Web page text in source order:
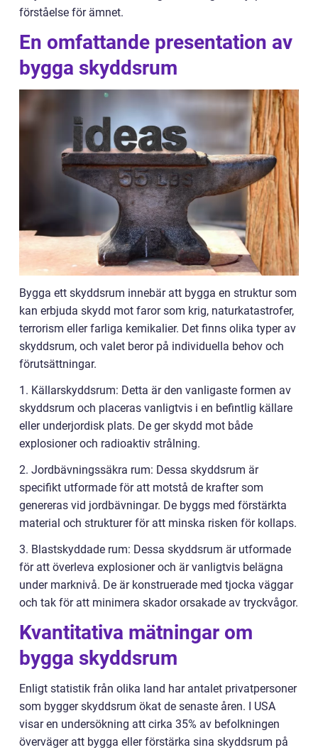
förståelse för ämnet.
En omfattande presentation av
bygga skyddsrum
Bygga ett skyddsrum innebär att bygga en struktur som
kan erbjuda skydd mot faror som krig, naturkatastrofer,
terrorism eller farliga kemikalier. Det finns olika typer av
skyddsrum, och valet beror på individuella behov och
förutsättningar.
1. Källarskyddsrum: Detta är den vanligaste formen av
skyddsrum och placeras vanligtvis i en befintlig källare
eller underjordisk plats. De ger skydd mot både
explosioner och radioaktiv strålning.
2. Jordbävningssäkra rum: Dessa skyddsrum är
specifikt utformade för att motstå de krafter som
genereras vid jordbävningar. De byggs med förstärkta
material och strukturer för att minska risken för kollaps.
3. Blastskyddade rum: Dessa skyddsrum är utformade
för att överleva explosioner och är vanligtvis belägna
under marknivå. De är konstruerade med tjocka väggar
och tak för att minimera skador orsakade av tryckvågor.
Kvantitativa mätningar om
bygga skyddsrum
Enligt statistik från olika land har antalet privatpersoner
som bygger skyddsrum ökat de senaste åren. I USA
visar en undersökning att cirka 35% av befolkningen
överväger att bygga eller förstärka sina skyddsrum på